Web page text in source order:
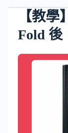
【教
Fold 後